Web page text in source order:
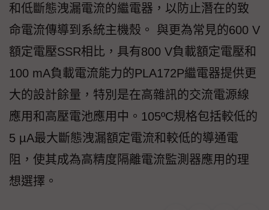
和低斷態洩漏電流的繼電器，以防止潛在的致
命電流傳導到系統主機殼。 與更為常見的600 V
額定電壓SSR相比，具有800 V負載額定電壓和
100 mA負載電流能力的PLA172P繼電器提供更
大的設計餘量，特別是在高雜訊的交流電源線
應用和高壓電池應用中。105ºC規格包括較低的
5 µA最大斷態洩漏額定電流和較低的導通電
阻，使其成為高精度隔離電流監測器應用的理
想選擇。